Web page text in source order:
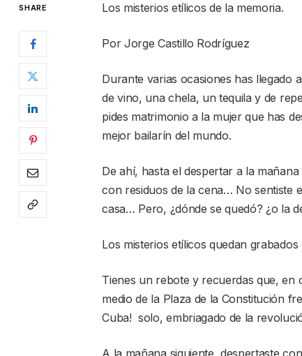
SHARE Los misterios etílicos de la memoria.
Por Jorge Castillo Rodríguez
Durante varias ocasiones has llegado
de vino, una chela, un tequila y de
pides matrimonio a la mujer que has
mejor bailarín del mundo.
De ahí, hasta el despertar a la
con residuos de la cena… No sentiste
casa… Pero, ¿dónde se quedó? ¿o la
Los misterios etílicos quedan
Tienes un rebote y recuerdas que, en
medio de la Plaza de la Constitución
Cuba! solo, embriagado de la